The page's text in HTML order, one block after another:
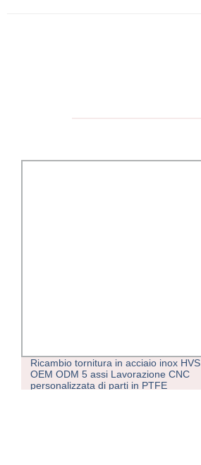
Ricambio tornitura in acciaio inox HVS
OEM ODM 5 assi Lavorazione CNC
personalizzata di parti in PTFE